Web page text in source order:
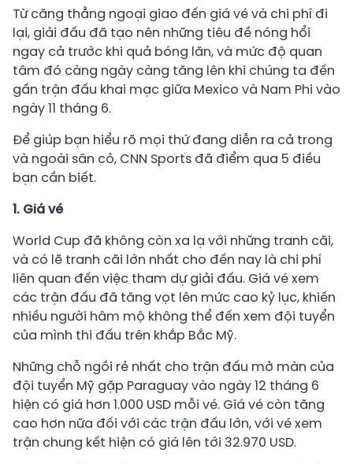
Từ căng thẳng ngoại giao đến giá vé và chi phí đi
lại, giải đấu đã tạo nên những tiêu đề nóng hổi
ngay cả trước khi quả bóng lăn, và mức độ quan
tâm đó càng ngày càng tăng lên khi chúng ta đến
gần trận đấu khai mạc giữa Mexico và Nam Phi vào
ngày 11 tháng 6.
Để giúp bạn hiểu rõ mọi thứ đang diễn ra cả trong
và ngoài sân cỏ, CNN Sports đã điểm qua 5 điều
bạn cần biết.
1. Giá vé
World Cup đã không còn xa lạ với những tranh cãi,
và có lẽ tranh cãi lớn nhất cho đến nay là chi phí
liên quan đến việc tham dự giải đấu. Giá vé xem
các trận đấu đã tăng vọt lên mức cao kỷ lục, khiến
nhiều người hâm mộ không thể đến xem đội tuyển
của mình thi đấu trên khắp Bắc Mỹ.
Những chỗ ngồi rẻ nhất cho trận đấu mở màn của
đội tuyển Mỹ gặp Paraguay vào ngày 12 tháng 6
hiện có giá hơn 1.000 USD mỗi vé. Giá vé còn tăng
cao hơn nữa đối với các trận đấu lớn, với vé xem
trận chung kết hiện có giá lên tới 32.970 USD.